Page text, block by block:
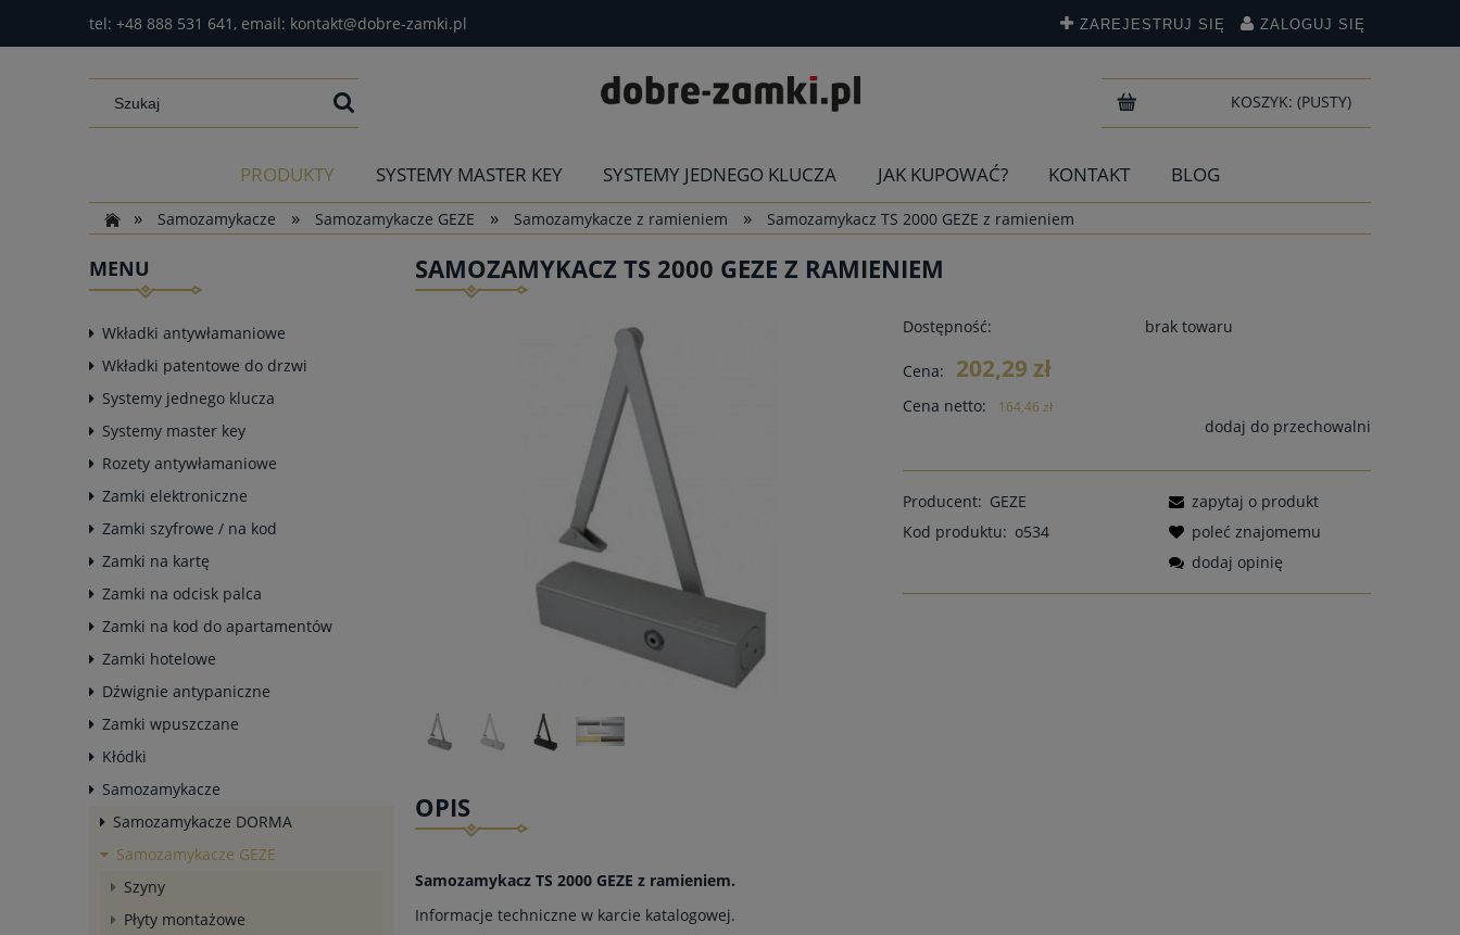
tel: +48 888 531 641 , email: kontakt@dobre-zamki.pl ZAREJESTRUJ SIĘ ZALOGUJ SIĘ
KOSZYK: (PUSTY)
PRODUKTY SYSTEMY MASTER KEY SYSTEMY JEDNEGO KLUCZA JAK KUPOWAĆ? KONTAKT
BLOG
»
Samozamykacze » Samozamykacze GEZE » Samozamykacze z ramieniem » Samozamykacz TS 2000 GEZE z ramieniem
MENU
Wkładki antywłamaniowe
Wkładki patentowe do drzwi
Systemy jednego klucza
Systemy master key
Rozety antywłamaniowe
Zamki elektroniczne
Zamki szyfrowe / na kod
Zamki na kartę
Zamki na odcisk palca
Zamki na kod do apartamentów
Zamki hotelowe
Dźwignie antypaniczne
Zamki wpuszczane
Kłódki
Samozamykacze
Samozamykacze DORMA
Samozamykacze GEZE
Szyny
Płyty montażowe
SAMOZAMYKACZ TS 2000 GEZE Z RAMIENIEM
Dostępność: brak towaru
Cena: 202,29 zł
Cena netto: 164,46 zł
dodaj do przechowalni
Producent: GEZE
Kod produktu: o534
zapytaj o produkt
poleć znajomemu
dodaj opinię
OPIS
Samozamykacz TS 2000 GEZE z ramieniem.
Informacje techniczne w karcie katalogowej.